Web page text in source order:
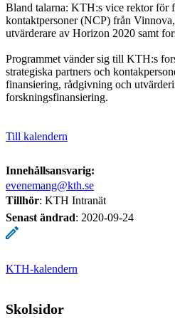
Bland talarna: KTH:s vice rektor för
kontaktpersoner (NCP) från
utvärderare av Horizon 2020 samt
Programmet vänder sig till KTH:s
strategiska partners och
finansiering, rådgivning och
forskningsfinansiering.
Till kalendern
Innehållsansvarig:
evenemang@kth.se
Tillhör: KTH Intranät
Senast ändrad: 2020-09-24
KTH-kalendern
Skolsidor